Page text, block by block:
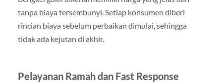
tanpa biaya tersembunyi. Setiap konsumen diberi
rincian biaya sebelum perbaikan dimulai, sehingga
tidak ada kejutan di akhir.
Pelayanan Ramah dan Fast Response